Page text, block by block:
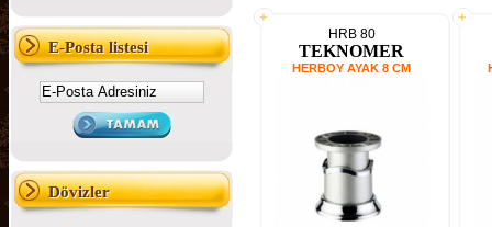
E-Posta listesi
Dövizler
HRB 80
TEKNOMER
HERBOY AYAK 8 CM